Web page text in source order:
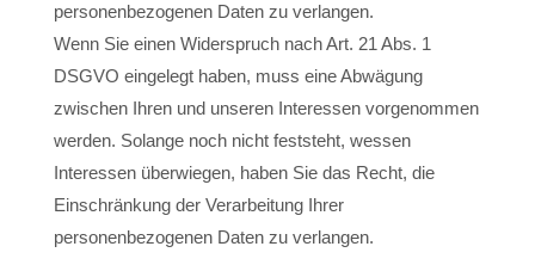
personenbezogenen Daten zu verlangen.
Wenn Sie einen Widerspruch nach Art. 21 Abs. 1
DSGVO eingelegt haben, muss eine Abwägung
zwischen Ihren und unseren Interessen vorgenommen
werden. Solange noch nicht feststeht, wessen
Interessen überwiegen, haben Sie das Recht, die
Einschränkung der Verarbeitung Ihrer
personenbezogenen Daten zu verlangen.